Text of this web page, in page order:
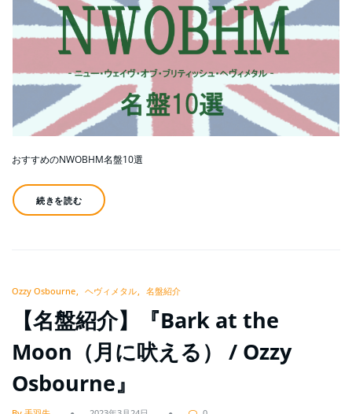
おすすめのNWOBHM名盤10選
続きを読む
Ozzy Osbourne ヘヴィメタル 名盤紹介
【名盤紹介】『Bark at the
Moon（月に吠える） / Ozzy
Osbourne』